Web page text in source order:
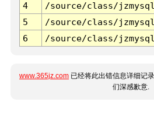
4
/source/class/
5
/source/class/
6
/source/class/
www.365jz.com 已经将此出错信息详细记
们深感歉意.